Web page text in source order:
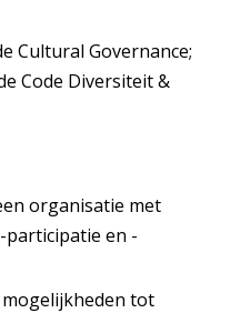
Cultural Governance;
Code Diversiteit &
organisatie met
participatie en -
tot